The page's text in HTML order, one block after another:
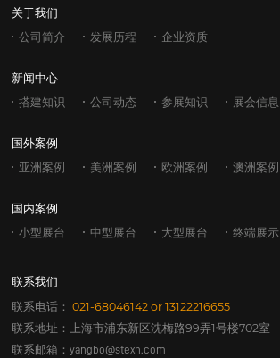
关于我们
公司简介 发展历程 企业资质
新闻中心
搭建知识 公司动态 参展知识 展会信息
国外案例
亚洲案例 美洲案例 欧洲案例 澳洲案例
国内案例
小型展台 中型展台 大型展台 终端展示
联系我们
联系电话：021-68046142 or 13122216655
联系地址：上海市浦东新区沈梅路99弄1号楼702室
联系邮箱：yangbo@stexh.com